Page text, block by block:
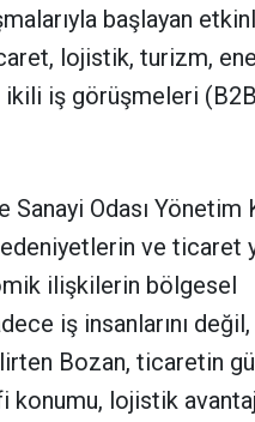
başlayan
lojistik, turizm,
ikili iş görüşmeleri
Sanayi Odası Yönetim
ve ticaret
ilişkilerin bölgesel
iş insanlarını
Bozan, ticaretin
konumu, lojistik